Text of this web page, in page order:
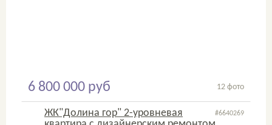
6 800 000 руб 12 фото
#6640269
ЖК"Долина гор" 2-уровневая